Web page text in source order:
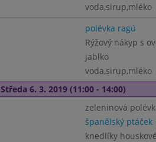
voda,sirup,mléko
polévka ragú
Rýžový nákyp s
jablko
voda,sirup,mléko
Středa 6. 3. 2019 (11:00 - 14:00)
zeleninová
španělský ptáček
knedlíky